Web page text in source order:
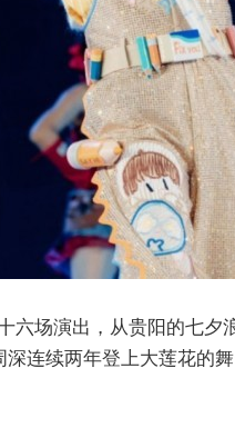
六场演出，从贵阳的七
连续两年登上大莲花的